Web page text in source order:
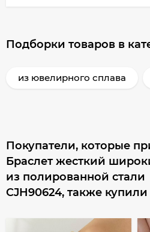
Подборки товаров в
из ювелирного сплава
Покупатели, которые
Браслет жесткий
из полированной стали
CJH90624, также купили